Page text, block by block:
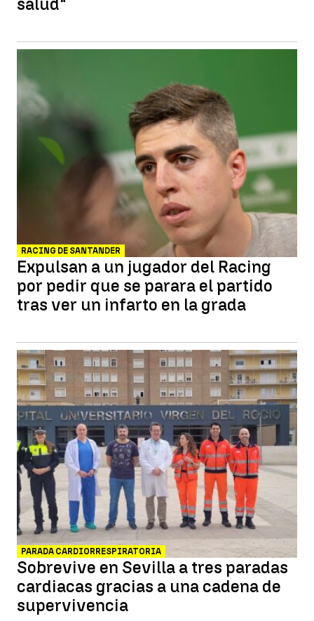
RACING DE SANTANDER
Expulsan a un jugador del Racing
por pedir que se parara el partido
tras ver un infarto en la grada
PARADA CARDIORRESPIRATORIA
Sobrevive en Sevilla a tres paradas
cardiacas gracias a una cadena de
supervivencia